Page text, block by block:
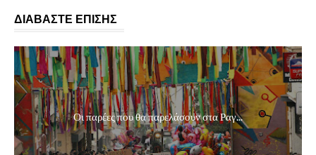
ΔΙΑΒΑΣΤΕ ΕΠΙΣΗΣ
Οι παρέες που θα παρελάσουν στα Ραγ...